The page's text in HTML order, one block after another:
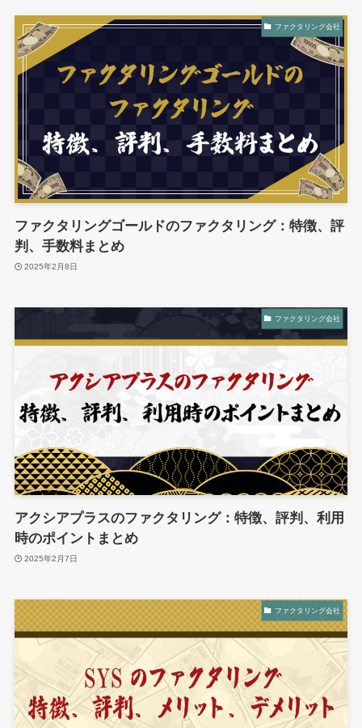
ファクタリング会社
ファクタリングゴールドのファクタリング：特徴、評
判、手数料まとめ
2025年2月8日
ファクタリング会社
アクシアプラスのファクタリング：特徴、評判、利用
時のポイントまとめ
2025年2月7日
ファクタリング会社